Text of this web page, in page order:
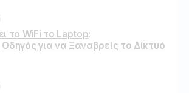
το WiFi το Laptop;
για να Ξαναβρείς το Δίκτυό